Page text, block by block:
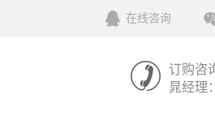
在线咨询
订购咨
晁经理：